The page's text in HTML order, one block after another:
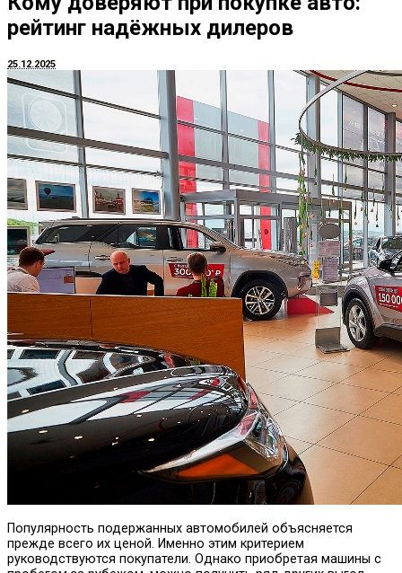
рейтинг надёжных дилеров
25.12.2025
Популярность подержанных автомобилей объясняется
прежде всего их ценой. Именно этим критерием
руководствуются покупатели. Однако приобретая машины с